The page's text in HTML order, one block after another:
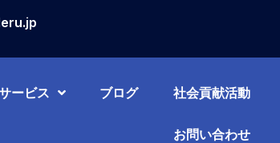
ービス ブログ 社会貢献活動
お問い合わせ